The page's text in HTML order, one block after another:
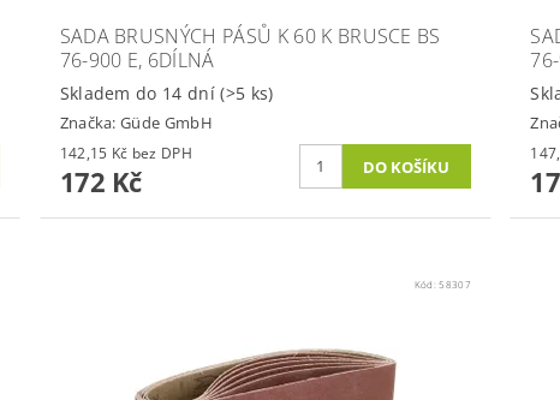
SADA BRUSNÝCH PÁSŮ K 60 K BRUSCE BS
76-900 E, 6DÍLNÁ
Skladem do 14 dní(>5 ks)
Značka:Güde GmbH
142,15 Kč bez DPH
172 Kč
Kód:58307